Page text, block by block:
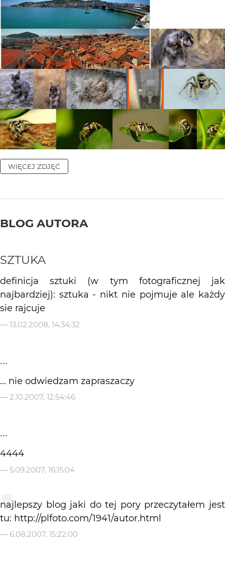
WIĘCEJ ZDJĘĆ
BLOG AUTORA
SZTUKA
definicja sztuki (w tym fotograficznej jak
najbardziej): sztuka - nikt nie pojmuje ale każdy
sie rajcuje
— 13.02.2008, 14:34:32
...
... nie odwiedzam zapraszaczy
— 2.10.2007, 12:54:46
...
4444
— 5.09.2007, 16:15:04
najlepszy blog jaki do tej pory przeczytałem jest
tu: http://plfoto.com/1941/autor.html
— 6.08.2007, 15:22:00